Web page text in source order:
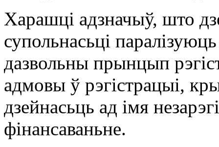
Харашці адзначыў, што
супольнасьці
дазвольны прынцып
адмовы ў рэгістрацыі,
дзейнасьць ад імя
фінансаваньне.